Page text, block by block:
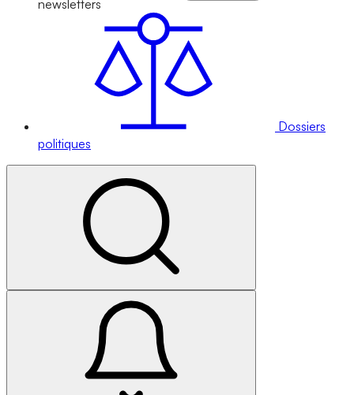
newsletters
Dossiers
politiques